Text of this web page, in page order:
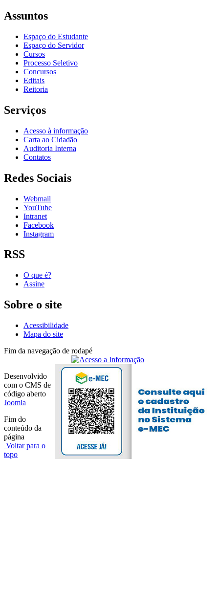
Assuntos
Espaço do Estudante
Espaço do Servidor
Cursos
Processo Seletivo
Concursos
Editais
Reitoria
Serviços
Acesso à informação
Carta ao Cidadão
Auditoria Interna
Contatos
Redes Sociais
Webmail
YouTube
Intranet
Facebook
Instagram
RSS
O que é?
Assine
Sobre o site
Acessibilidade
Mapa do site
Fim da navegação de rodapé
Desenvolvido
com o CMS de
código aberto
Joomla
Fim do
conteúdo da
página
Voltar para o
topo